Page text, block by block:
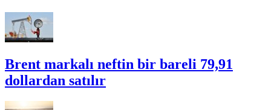
Brent markalı neftin bir bareli 79,91
dollardan satılır